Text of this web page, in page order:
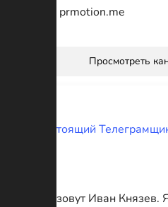
➡️➡️➡️ prmotion.me
Просмотреть
Меня зовут Иван Князев.